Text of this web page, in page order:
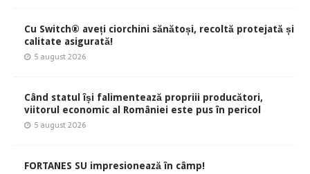
Cu Switch® aveți ciorchini sănătoși, recoltă protejată și
calitate asigurată!
5 august 2026
Când statul își falimentează propriii producători,
viitorul economic al României este pus în pericol
5 august 2026
FORTANES SU impresionează în câmp!